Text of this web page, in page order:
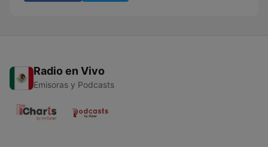
Radio en Vivo
Emisoras y Podcasts